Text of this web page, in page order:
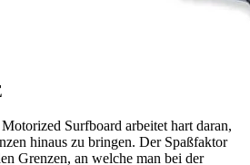
Surfboard arbeitet hart daran,
hinaus zu bringen. Der Spaßfaktor
Grenzen, an welche man bei der